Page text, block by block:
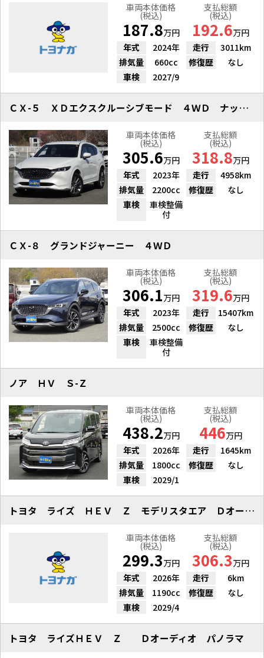
車両本体価格
(税込)
187.8万円
支払総額
(税込)
192.6万円
年式
2024年 走行
3011km
排気量
660cc 修復歴
なし
車検
2027/9
ＣＸ-５ ＸＤエクスクルーシブモード ４ＷＤ ナッパレザードラレコ
車両本体価格
(税込)
305.6万円
支払総額
(税込)
318.8万円
年式
2023年 走行
4958km
排気量
2200cc 修復歴
なし
車検
車検整備
付
ＣＸ-８ グランドジャーニー ４ＷＤ
車両本体価格
(税込)
306.1万円
支払総額
(税込)
319.6万円
年式
2023年 走行
15407km
排気量
2500cc 修復歴
なし
車検
車検整備
付
ノア ＨＶ Ｓ-Ｚ
車両本体価格
(税込)
438.2万円
支払総額
(税込)
446万円
年式
2026年 走行
1645km
排気量
1800cc 修復歴
なし
車検
2029/1
トヨタ ライズ ＨＥＶ Ｚ モデリスタエア Ｄオーディオ パノラマ
車両本体価格
(税込)
299.3万円
支払総額
(税込)
306.3万円
年式
2026年 走行
6km
排気量
1190cc 修復歴
なし
車検
2029/4
トヨタ ライズＨＥＶ Ｚ Ｄオーディオ パノラマ